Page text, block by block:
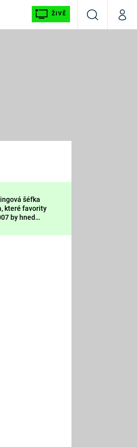
ŽIVĚ
VyhledáváníMůj
LAJK
nás
šéfka
které favority
by hned